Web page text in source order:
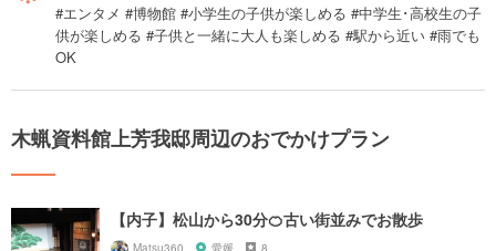
#エンタメ #博物館 #小学生の子供が楽しめる #中学生･高校生の子
供が楽しめる #子供と一緒に大人も楽しめる #駅から近い #雨でも
OK
木蝋資料館上芳我邸周辺のおでかけプラン
【内子】松山から30分🍊古い街並みでお散歩
Matsu360 愛媛 8